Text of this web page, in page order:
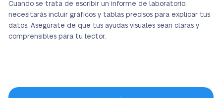
Cuando se trata de escribir un informe de laboratorio,
necesitarás incluir gráficos y tablas precisos para explicar tus
datos. Asegúrate de que tus ayudas visuales sean claras y
comprensibles para tu lector.